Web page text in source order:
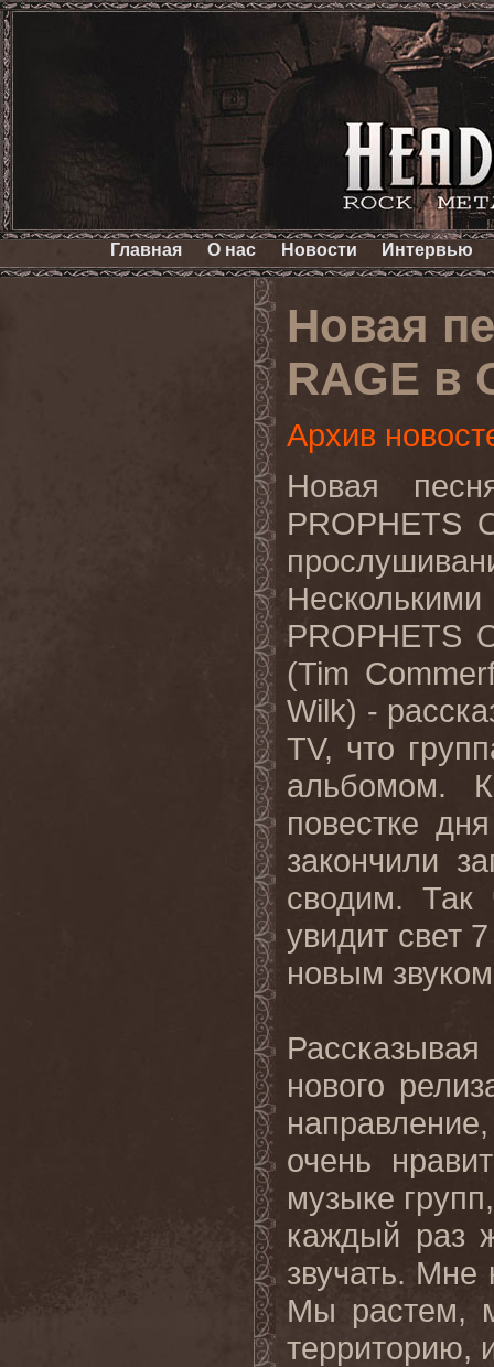
Главная О нас Новости Интервью
Новая
RAGE в
Архив
Новая
PROPHETS
PROPHETS
(Tim
Wilk) -
TV, что
альбомом.
повестке
закончили
сводим. Так
увидит свет
новым
нового
очень
музыке
каждый раз
звучать.
Мы растем,
территорию,